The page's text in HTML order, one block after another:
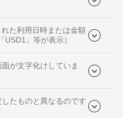
た利用日時または金額
」等が表示）
が文字化けしていま
たものと異なるのです